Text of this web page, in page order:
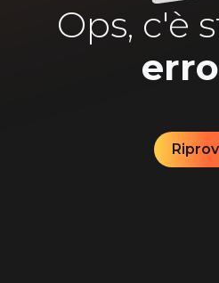
Ops, c'è